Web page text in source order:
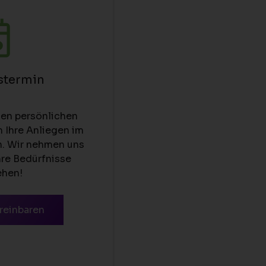
persönlichen
Ihre Anliegen im
Wir nehmen uns
Bedürfnisse